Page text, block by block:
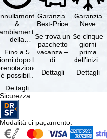
&
della
gratuiti
Fino a 5
dopo la
è possibile
il …
Dettagli
Garanzia-
Best-Price
Se trova un
pacchetto
vacanza –
di
e servizi
Dettagli
Garanzia
Neve
Se cinque
giorni
prima
dell'inizio
soggiorno
Dettagli
Sicurezza:
Modalità di pagamento: